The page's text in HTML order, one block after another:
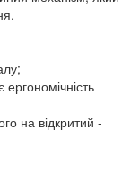
на відкритий -